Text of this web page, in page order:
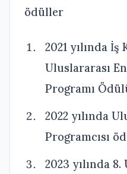
ödüller
2021 yılında
Uluslararası
Programı
2022 yılında
Programcısı
2023 yılında